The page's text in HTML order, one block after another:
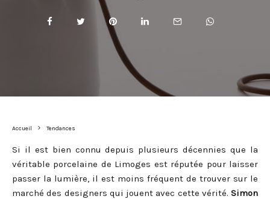
Accueil Tendances
Si il est bien connu depuis plusieurs décennies que la
véritable porcelaine de Limoges est réputée pour laisser
passer la lumière, il est moins fréquent de trouver sur le
marché des designers qui jouent avec cette vérité. Simon